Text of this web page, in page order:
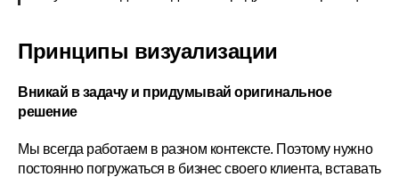
Принципы визуализации
Вникай в задачу и придумывай оригинальное
решение
Мы всегда работаем в разном контексте. Поэтому нужно
постоянно погружаться в бизнес своего клиента, вставать